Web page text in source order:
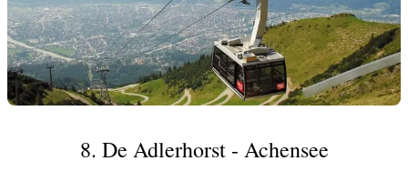
8. De Adlerhorst - Achensee